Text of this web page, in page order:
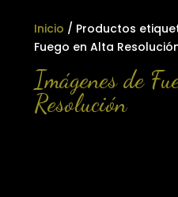
Inicio / Productos
Fuego en Alta
Imágenes de
Resolución